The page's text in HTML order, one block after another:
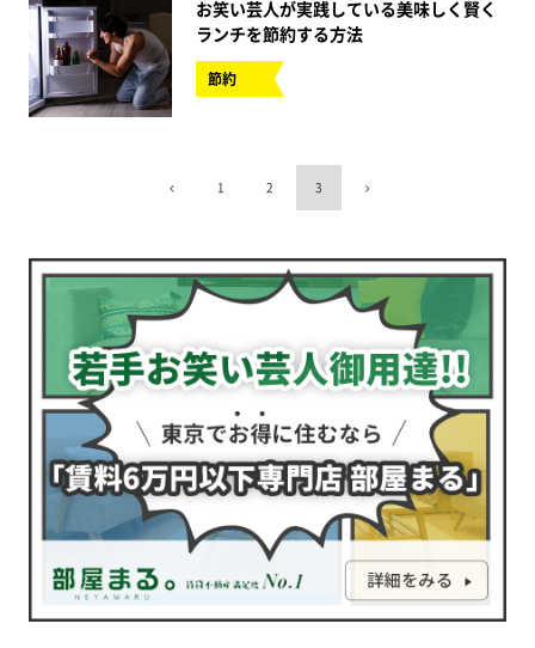
お笑い芸人が実践している美味しく賢く
ランチを節約する方法
節約
1 2 3